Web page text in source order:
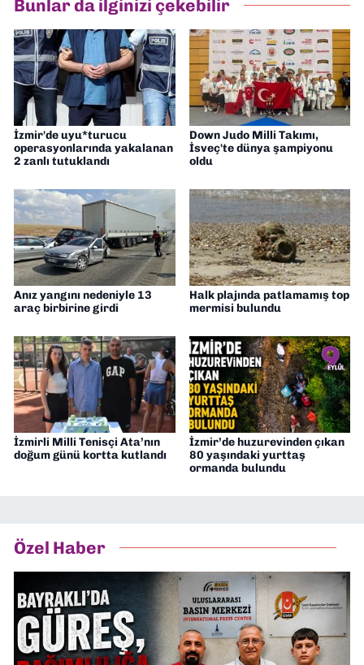
Bunlar da ilginizi çekebilir
İzmir'de uyu*turucu
operasyonlarında yakalanan
2 zanlı tutuklandı
Down Judo Milli Takımı,
İsveç'te dünya şampiyonu
oldu
Anız yangını nedeniyle 13
araç birbirine girdi
Halk plajında patlamamış top
mermisi bulundu
İzmirli Milli Tenisçi Ata’nın
doğum günü kortta kutlandı
İzmir’de huzurevinden çıkan
80 yaşındaki yurttaş
ormanda bulundu
Özel Haber